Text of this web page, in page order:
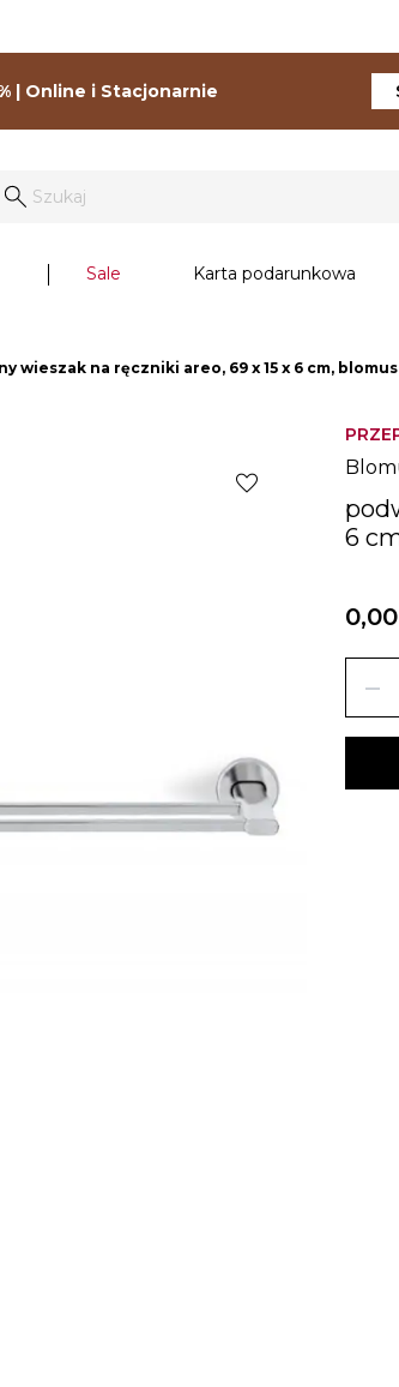
| Online i Stacjonarnie
Sale Karta podarunkowa
wieszak na ręczniki areo, 69 x 15 x 6 cm, blomus
6
0,00
remove
favorite